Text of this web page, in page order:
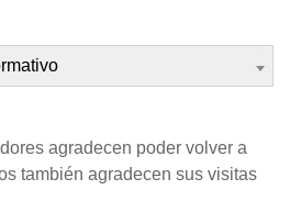
agradecen poder volver a
también agradecen sus visitas